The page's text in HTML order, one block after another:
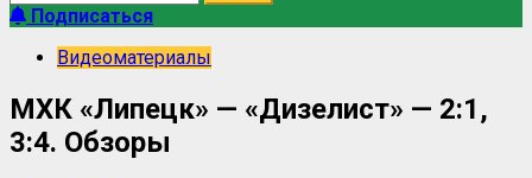
Подписаться
Видеоматериалы
МХК «Липецк» — «Дизелист» — 2:1,
3:4. Обзоры